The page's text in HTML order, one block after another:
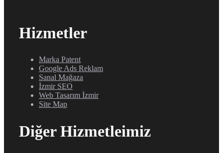
Hizmetler
Marka Patent
Google Ads Reklam
Sanal Mağaza
İzmir SEO
Web Tasarım İzmir
Site Map
Diğer Hizmetleimiz